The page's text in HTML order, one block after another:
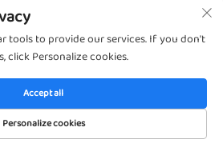
Hengfu Plastic Products Co., Ltd.
lưuChính sách bảo mật
tools to provide our services. If you don't
click Personalize cookies.
Personalize cookies
Accept all